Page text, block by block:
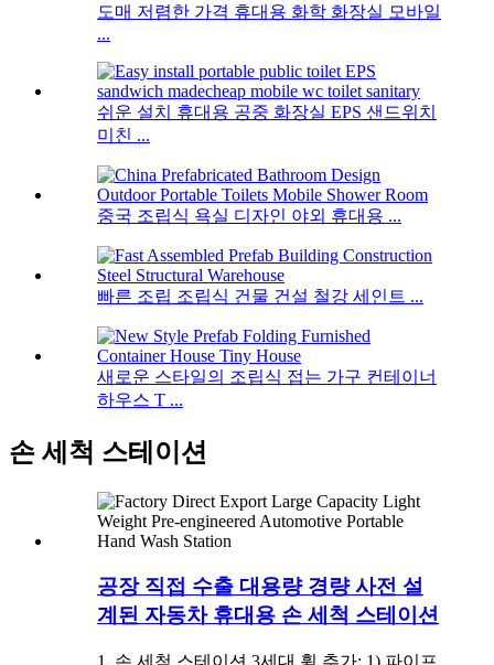
도매 저렴한 가격 휴대용 화학 화장실 모바일
...
쉬운 설치 휴대용 공중 화장실 EPS 샌드위치
미친 ...
중국 조립식 욕실 디자인 야외 휴대용 ...
빠른 조립 조립식 건물 건설 철강 세인트 ...
새로운 스타일의 조립식 접는 가구 컨테이너
하우스 T ...
손 세척 스테이션
공장 직접 수출 대용량 경량 사전 설
계된 자동차 휴대용 손 세척 스테이션
1. 손 세척 스테이션 3세대 휠 추가: 1) 파이프